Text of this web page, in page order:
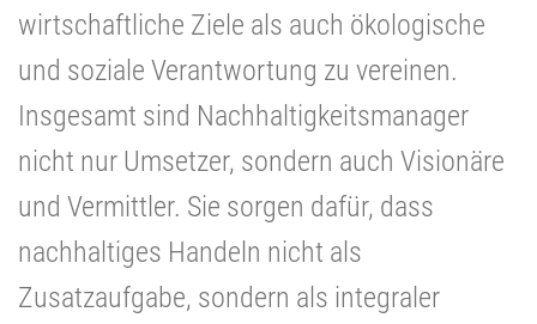
wirtschaftliche Ziele als auch ökologische
und soziale Verantwortung zu vereinen.
Insgesamt sind Nachhaltigkeitsmanager
nicht nur Umsetzer, sondern auch Visionäre
und Vermittler. Sie sorgen dafür, dass
nachhaltiges Handeln nicht als
Zusatzaufgabe, sondern als integraler